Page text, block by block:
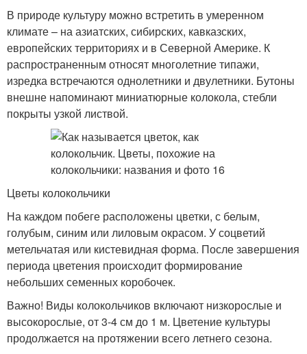
В природе культуру можно встретить в умеренном
климате – на азиатских, сибирских, кавказских,
европейских территориях и в Северной Америке. К
распространенным относят многолетние типажи,
изредка встречаются однолетники и двулетники. Бутоны
внешне напоминают миниатюрные колокола, стебли
покрыты узкой листвой.
Цветы колокольчики
На каждом побеге расположены цветки, с белым,
голубым, синим или лиловым окрасом. У соцветий
метельчатая или кистевидная форма. После завершения
периода цветения происходит формирование
небольших семенных коробочек.
Важно! Виды колокольчиков включают низкорослые и
высокорослые, от 3-4 см до 1 м. Цветение культуры
продолжается на протяжении всего летнего сезона.